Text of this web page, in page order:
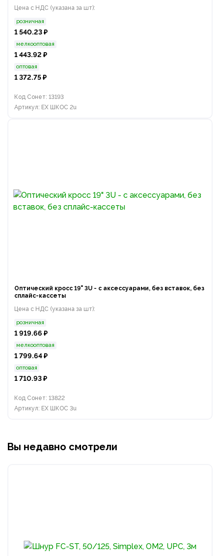
Цена с НДС (указана за шт):
розничная
1 540.23 ₽
мелкооптовая
1 443.92 ₽
оптовая
1 372.75 ₽
Код Сонет: 13193
Артикул: EX ШКОС 2u
Оптический кросс 19" 3U - с аксессуарами, без вставок, без
сплайс-кассеты
Цена с НДС (указана за шт):
розничная
1 919.66 ₽
мелкооптовая
1 799.64 ₽
оптовая
1 710.93 ₽
Код Сонет: 13822
Артикул: EX ШКОС 3u
Вы недавно смотрели